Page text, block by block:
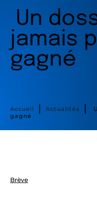
Un
jamais
gagné
Accueil ∣ Actualités ∣
gagné
Brève